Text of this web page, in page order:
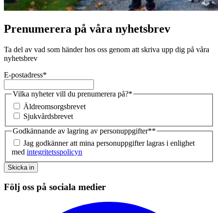
Prenumerera på våra nyhetsbrev
Ta del av vad som händer hos oss genom att skriva upp dig på våra
nyhetsbrev
E-postadress*
Vilka nyheter vill du prenumerera på?*
Äldreomsorgsbrevet
Sjukvårdsbrevet
Godkännande av lagring av personuppgifter**
Jag godkänner att mina personuppgifter lagras i enlighet
med integritetsspolicyn
Skicka in
Följ oss på sociala medier